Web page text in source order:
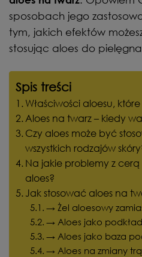
sposobach jego
tym, jakich efektów
stosując aloes do
Spis treści
Właściwości aloesu,
Aloes na twarz – kiedy
Czy aloes może być
wszystkich rodzajów
Na jakie problemy z
aloes?
Jak stosować aloes na
→ Żel aloesowy
→ Aloes jako
→ Aloes jako baza
→ Aloes na zmiany